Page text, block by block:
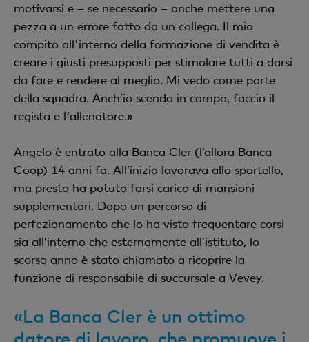
motivarsi e – se necessario – anche mettere una
pezza a un errore fatto da un collega. Il mio
compito all'interno della formazione di vendita è
creare i giusti presupposti per stimolare tutti a darsi
da fare e rendere al meglio. Mi vedo come parte
della squadra. Anch’io scendo in campo, faccio il
regista e l'allenatore.»
Angelo è entrato alla Banca Cler (l’allora Banca
Coop) 14 anni fa. All’inizio lavorava allo sportello,
ma presto ha potuto farsi carico di mansioni
supplementari. Dopo un percorso di
perfezionamento che lo ha visto frequentare corsi
sia all’interno che esternamente all’istituto, lo
scorso anno è stato chiamato a ricoprire la
funzione di responsabile di succursale a Vevey.
«La Banca Cler è un ottimo